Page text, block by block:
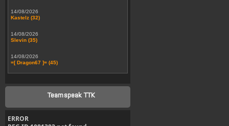
14/08/2026
Kastelz (32)
14/08/2026
Slevin (35)
14/08/2026
=[ Dragon67 ]= (45)
Teamspeak TTK
ERROR